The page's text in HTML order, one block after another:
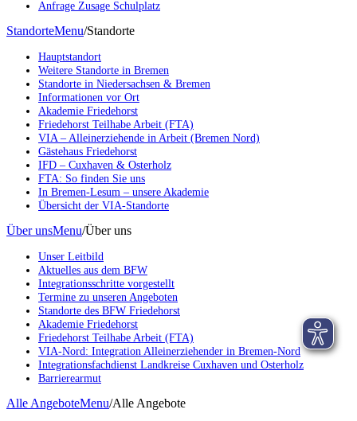
Anfrage Zusage Schulplatz
StandorteMenu/Standorte
Hauptstandort
Weitere Standorte in Bremen
Standorte in Niedersachsen & Bremen
Informationen vor Ort
Akademie Friedehorst
Friedehorst Teilhabe Arbeit (FTA)
VIA – Alleinerziehende in Arbeit (Bremen Nord)
Gästehaus Friedehorst
IFD – Cuxhaven & Osterholz
FTA: So finden Sie uns
In Bremen-Lesum – unsere Akademie
Übersicht der VIA-Standorte
Über unsMenu/Über uns
Unser Leitbild
Aktuelles aus dem BFW
Integrationsschritte vorgestellt
Termine zu unseren Angeboten
Standorte des BFW Friedehorst
Akademie Friedehorst
Friedehorst Teilhabe Arbeit (FTA)
VIA-Nord: Integration Alleinerziehender in Bremen-Nord
Integrationsfachdienst Landkreise Cuxhaven und Osterholz
Barrierearmut
Alle AngeboteMenu/Alle Angebote